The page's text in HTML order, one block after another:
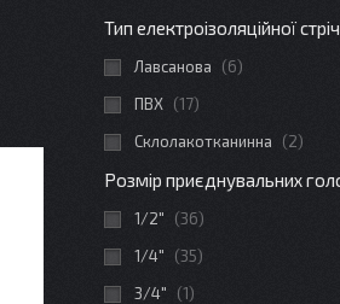
Тип електроізоляційної
Лавсанова
6
ПВХ
17
Склолакотканинна
2
Розмір приєднувальних
1/2"
36
1/4"
35
3/4"
1